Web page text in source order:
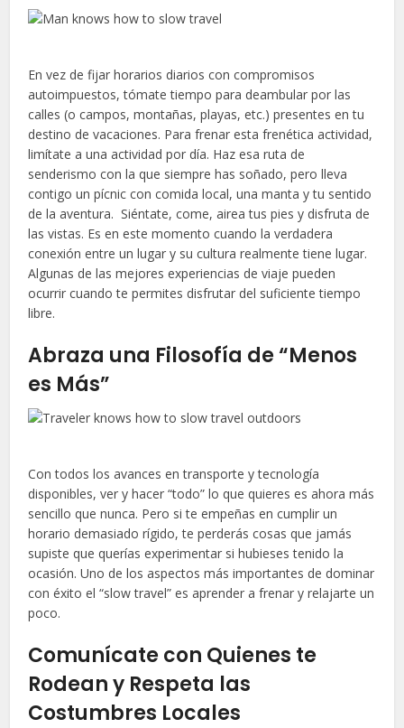
En vez de fijar horarios diarios con compromisos
autoimpuestos, tómate tiempo para deambular por las
calles (o campos, montañas, playas, etc.) presentes en tu
destino de vacaciones. Para frenar esta frenética actividad,
limítate a una actividad por día. Haz esa ruta de
senderismo con la que siempre has soñado, pero lleva
contigo un pícnic con comida local, una manta y tu sentido
de la aventura. Siéntate, come, airea tus pies y disfruta de
las vistas. Es en este momento cuando la verdadera
conexión entre un lugar y su cultura realmente tiene lugar.
Algunas de las mejores experiencias de viaje pueden
ocurrir cuando te permites disfrutar del suficiente tiempo
libre.
Abraza una Filosofía de “Menos
es Más”
Con todos los avances en transporte y tecnología
disponibles, ver y hacer “todo” lo que quieres es ahora más
sencillo que nunca. Pero si te empeñas en cumplir un
horario demasiado rígido, te perderás cosas que jamás
supiste que querías experimentar si hubieses tenido la
ocasión. Uno de los aspectos más importantes de dominar
con éxito el “slow travel” es aprender a frenar y relajarte un
poco.
Comunícate con Quienes te
Rodean y Respeta las
Costumbres Locales